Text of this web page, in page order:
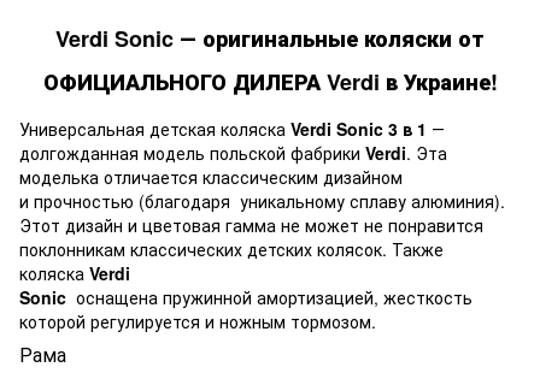
Verdi Sonic ― оригинальные коляски от
ОФИЦИАЛЬНОГО ДИЛЕРА Verdi в Украине!
Универсальная детская коляска Verdi Sonic 3 в 1 ―
долгожданная модель польской фабрики Verdi. Эта
моделька отличается классическим дизайном
и прочностью (благодаря уникальному сплаву алюминия).
Этот дизайн и цветовая гамма не может не понравится
поклонникам классических детских колясок. Также
коляска Verdi
Sonic оснащена пружинной амортизацией, жесткость
которой регулируется и ножным тормозом.
Рама